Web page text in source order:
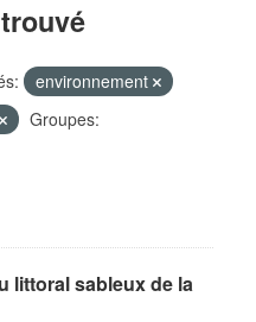
environnement
Groupes:
littoral sableux de la